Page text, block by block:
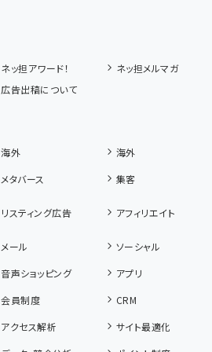
ネッ担アワード！
ネッ担メルマガ
広告出稿について
海外
海外
メタバース
集客
リスティング広告 アフィリエイト
メール
ソーシャル
音声ショッピング
アプリ
会員制度
CRM
アクセス解析
サイト最適化